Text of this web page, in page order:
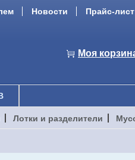
Новости Прайс-лист
Моя
Лотки и разделители